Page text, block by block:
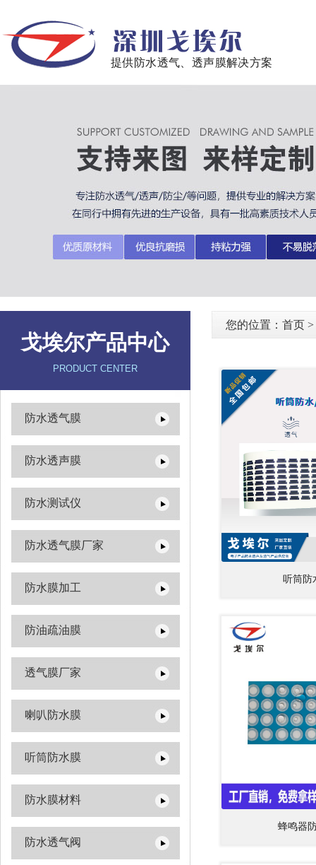
提供防水透气、透声膜解决方案
戈埃尔产品中心
PRODUCT CENTER
防水透气膜
防水透声膜
防水测试仪
防水透气膜厂家
防水膜加工
防油疏油膜
透气膜厂家
喇叭防水膜
听筒防水膜
防水膜材料
防水透气阀
您的位置： 首页 >
听筒防
蜂鸣器